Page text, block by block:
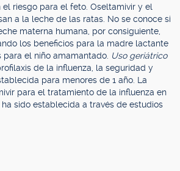
el riesgo para el feto. Oseltamivir y el
a la leche de las ratas. No se conoce si
materna humana, por consiguiente,
los beneficios para la madre lactante
para el niño amamantado. Uso geriátrico
de la influenza, la seguridad y
para menores de 1 año. La
para el tratamiento de la influenza en
sido establecida a través de estudios